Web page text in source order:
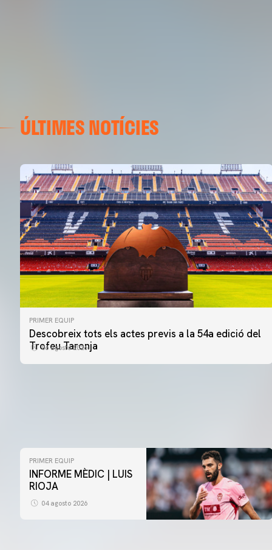
ÚLTIMES NOTÍCIES
PRIMER EQUIP
Descobreix tots els actes previs a la 54a edició del
Trofeu Taronja
06 agosto 2026
PRIMER EQUIP
INFORME MÈDIC | LUIS
RIOJA
04 agosto 2026